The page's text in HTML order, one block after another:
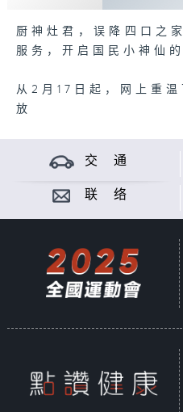
厨神灶君，误降四口之
服务，开启国民小神仙
从2月17日起，网上重
放
交 通
联 络